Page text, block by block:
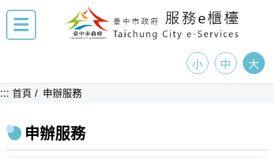
小 中 大
::: 首頁 申辦服務
申辦服務